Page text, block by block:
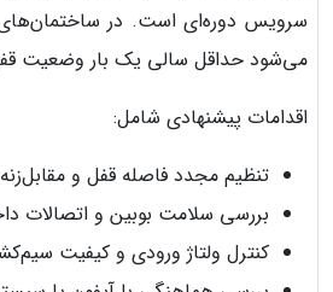
سرویس دوره‌ای است. در ساختمان‌های
می‌شود حداقل سالی یک بار وضعیت
اقدامات پیشنهادی شامل:
تنظیم مجدد فاصله قفل و مقابل‌زنه
بررسی سلامت بوبین و اتصالات
کنترل ولتاژ ورودی و کیفیت